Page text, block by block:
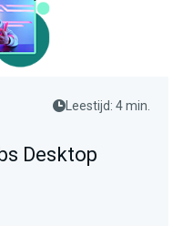
Leestijd: 4 min.
Desktop